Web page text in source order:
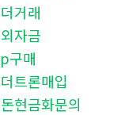
거래
자금
구매
트론매입
현금화문의